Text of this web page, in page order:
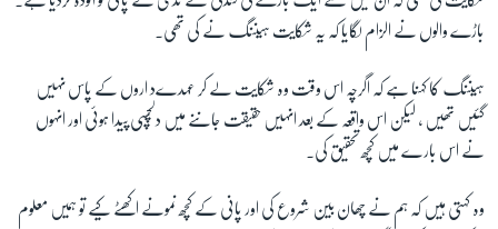
باڑے والوں نے الزام لگایا کہ یہ شکایت ہیننگ نے کی تھی۔
ہیننگ کا کہنا ہے کہ اگرچہ اس وقت وہ شکایت لے کر عہدےد اروں کے پاس نہیں
گئیں تھیں ، لیکن اس واقعہ کے بعد انہیں حقیقت جاننے میں دلچسپی پیدا ہوئی اور انہوں
نے اس بارے میں کچھ تحقیق کی۔
وہ کہتی ہیں کہ ہم نے چھان بین شروع کی اور پانی کے کچھ نمونے اکھٹے کیے تو ہمیں معلوم